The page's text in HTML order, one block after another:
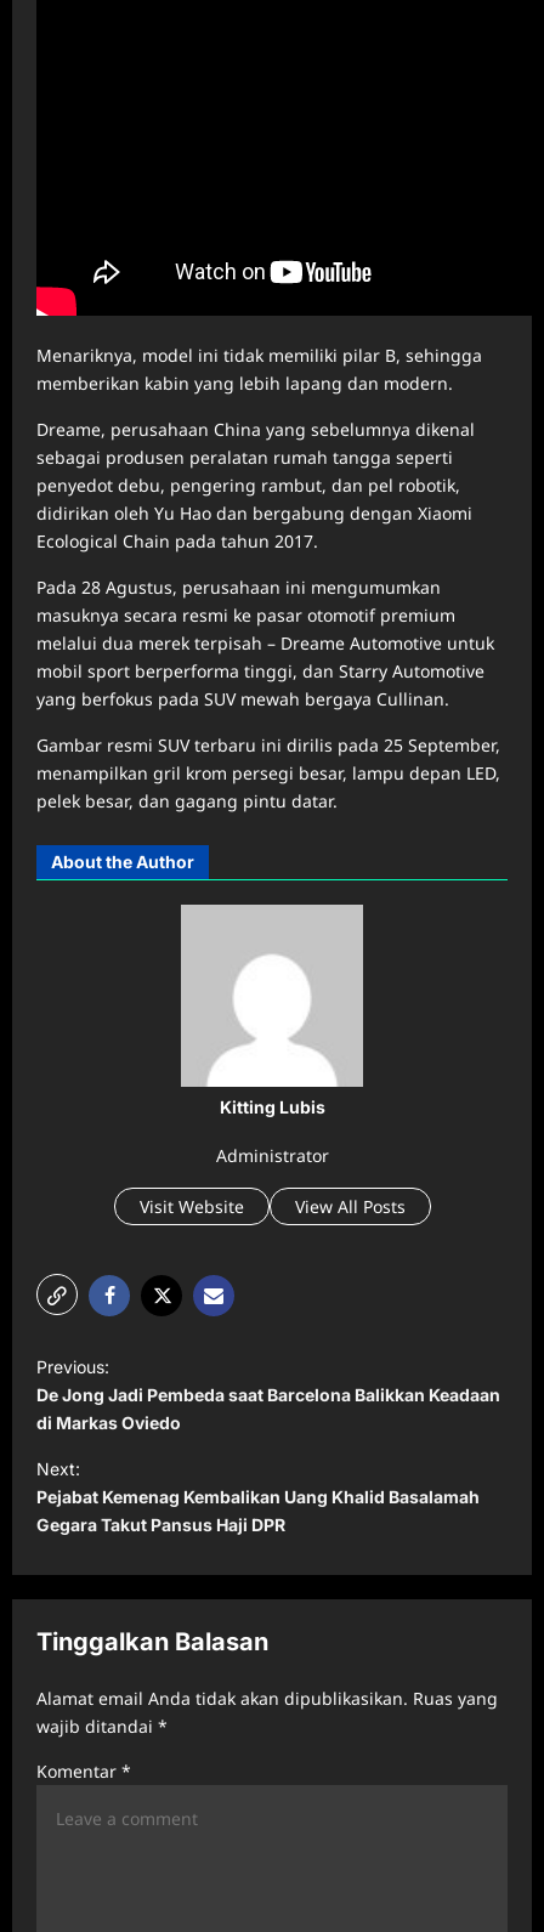
Menariknya, model ini tidak memiliki pilar B, sehingga
memberikan kabin yang lebih lapang dan modern.
Dreame, perusahaan China yang sebelumnya dikenal
sebagai produsen peralatan rumah tangga seperti
penyedot debu, pengering rambut, dan pel robotik,
didirikan oleh Yu Hao dan bergabung dengan Xiaomi
Ecological Chain pada tahun 2017.
Pada 28 Agustus, perusahaan ini mengumumkan
masuknya secara resmi ke pasar otomotif premium
melalui dua merek terpisah – Dreame Automotive untuk
mobil sport berperforma tinggi, dan Starry Automotive
yang berfokus pada SUV mewah bergaya Cullinan.
Gambar resmi SUV terbaru ini dirilis pada 25 September,
menampilkan gril krom persegi besar, lampu depan LED,
pelek besar, dan gagang pintu datar.
About the Author
Kitting Lubis
Administrator
Visit Website View All Posts
P
o
s
t
n
a
v
g
a
t
i
Previous:
De Jong Jadi Pembeda saat Barcelona Balikkan Keadaan
di Markas Oviedo
Next:
Pejabat Kemenag Kembalikan Uang Khalid Basalamah
Gegara Takut Pansus Haji DPR
Tinggalkan Balasan
Alamat email Anda tidak akan dipublikasikan. Ruas yang
wajib ditandai *
Komentar *